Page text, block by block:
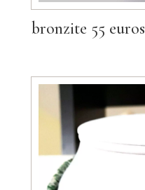
bronzite 55 euros